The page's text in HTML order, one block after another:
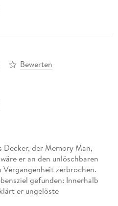
Bewerten
Decker, der Memory Man,
er an den unlöschbaren
zerbrochen.
gefunden: Innerhalb
er ungelöste